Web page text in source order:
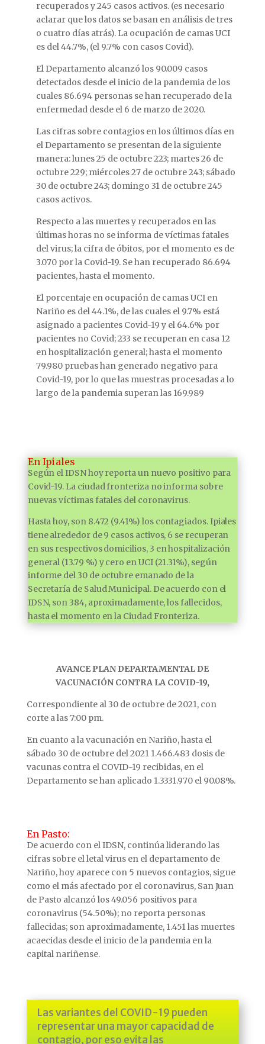
recuperados y 245 casos activos. (es necesario
aclarar que los datos se basan en análisis de tres
o cuatro días atrás). La ocupación de camas UCI
es del 44.7%, (el 9.7% con casos Covid).
El Departamento alcanzó los 90.009 casos
detectados desde el inicio de la pandemia de los
cuales 86.694 personas se han recuperado de la
enfermedad desde el 6 de marzo de 2020.
Las cifras sobre contagios en los últimos días en
el Departamento se presentan de la siguiente
manera: lunes 25 de octubre 223; martes 26 de
octubre 229; miércoles 27 de octubre 243; sábado
30 de octubre 243; domingo 31 de octubre 245
casos activos.
Respecto a las muertes y recuperados en las
últimas horas no se informa de víctimas fatales
del virus; la cifra de óbitos, por el momento es de
3.070 por la Covid-19. Se han recuperado 86.694
pacientes, hasta el momento.
El porcentaje en ocupación de camas UCI en
Nariño es del 44.1%, de las cuales el 9.7% está
asignado a pacientes Covid-19 y el 64.6% por
pacientes no Covid; 233 se recuperan en casa 12
en hospitalización general; hasta el momento
79.980 pruebas han generado negativo para
Covid-19, por lo que las muestras procesadas a lo
largo de la pandemia superan las 169.989
En Ipiales
Según el IDSN hoy reporta un nuevo positivo para
Covid-19. La ciudad fronteriza no informa sobre
nuevas víctimas fatales del coronavirus.
Hasta hoy, son 8.472 (9.41%) los contagiados. Ipiales
tiene alrededor de 9 casos activos, 6 se recuperan
en sus respectivos domicilios, 3 en hospitalización
general (13.79 %) y cero en UCI (21.31%), según
informe del 30 de octubre emanado de la
Secretaría de Salud Municipal. De acuerdo con el
IDSN, son 384, aproximadamente, los fallecidos,
hasta el momento en la Ciudad Fronteriza.
AVANCE PLAN DEPARTAMENTAL DE
VACUNACIÓN CONTRA LA COVID-19,
Correspondiente al 30 de octubre de 2021, con
corte a las 7:00 pm.
En cuanto a la vacunación en Nariño, hasta el
sábado 30 de octubre del 2021 1.466.483 dosis de
vacunas contra el COVID-19 recibidas, en el
Departamento se han aplicado 1.3331.970 el 90.08%.
En Pasto:
De acuerdo con el IDSN, continúa liderando las
cifras sobre el letal virus en el departamento de
Nariño, hoy aparece con 5 nuevos contagios, sigue
como el más afectado por el coronavirus, San Juan
de Pasto alcanzó los 49.056 positivos para
coronavirus (54.50%); no reporta personas
fallecidas; son aproximadamente, 1.451 las muertes
acaecidas desde el inicio de la pandemia en la
capital nariñense.
Las variantes del COVID-19 pueden
representar una mayor capacidad de
contagio, por eso evita las